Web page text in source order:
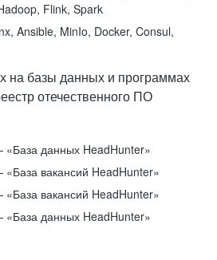
Flink, Spark
Ansible, MinIo, Docker, Consul,
на базы данных и программах
отечественного ПО
данных HeadHunter»
вакансий HeadHunter»
вакансий HeadHunter»
данных HeadHunter»